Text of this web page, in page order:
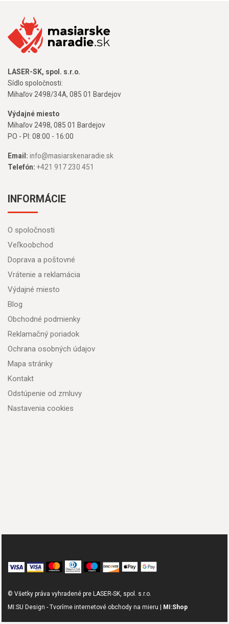
LASER-SK, spol. s.r.o.
Sídlo spoločnosti:
Mihaľov 2498/34A, 085 01 Bardejov
Výdajné miesto
Mihaľov 2498, 085 01 Bardejov
PO - PI: 08:00 - 16:00
Email: info@masiarskenaradie.sk
Telefón: +421 917 230 451
INFORMÁCIE
O spoločnosti
Veľkoobchod
Doprava a poštovné
Vrátenie a reklamácia
Výdajné miesto
Blog
Obchodné podmienky
Reklamačný poriadok
Ochrana osobných údajov
Mapa stránky
Kontakt
Odstúpenie od zmluvy
Nastavenia cookies
© Všetky práva vyhradené pre LASER-SK, spol. s.r.o.
MI:SU Design - Tvoríme internetové obchody na mieru |
MI:Shop